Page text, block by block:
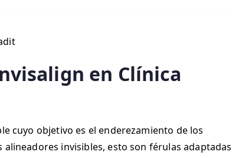
en Clínica
cuyo objetivo es el enderezamiento de los
invisibles, esto son férulas adaptadas